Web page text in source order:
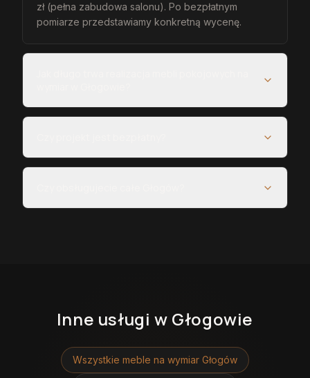
zł (pełna zabudowa salonu). Po bezpłatnym
pomiarze przedstawiamy konkretną wycenę.
Inne usługiw Głogowie
Wszystkie meble na wymiar Głogów